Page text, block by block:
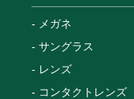
メガネ
サングラス
レンズ
コンタクトレンズ